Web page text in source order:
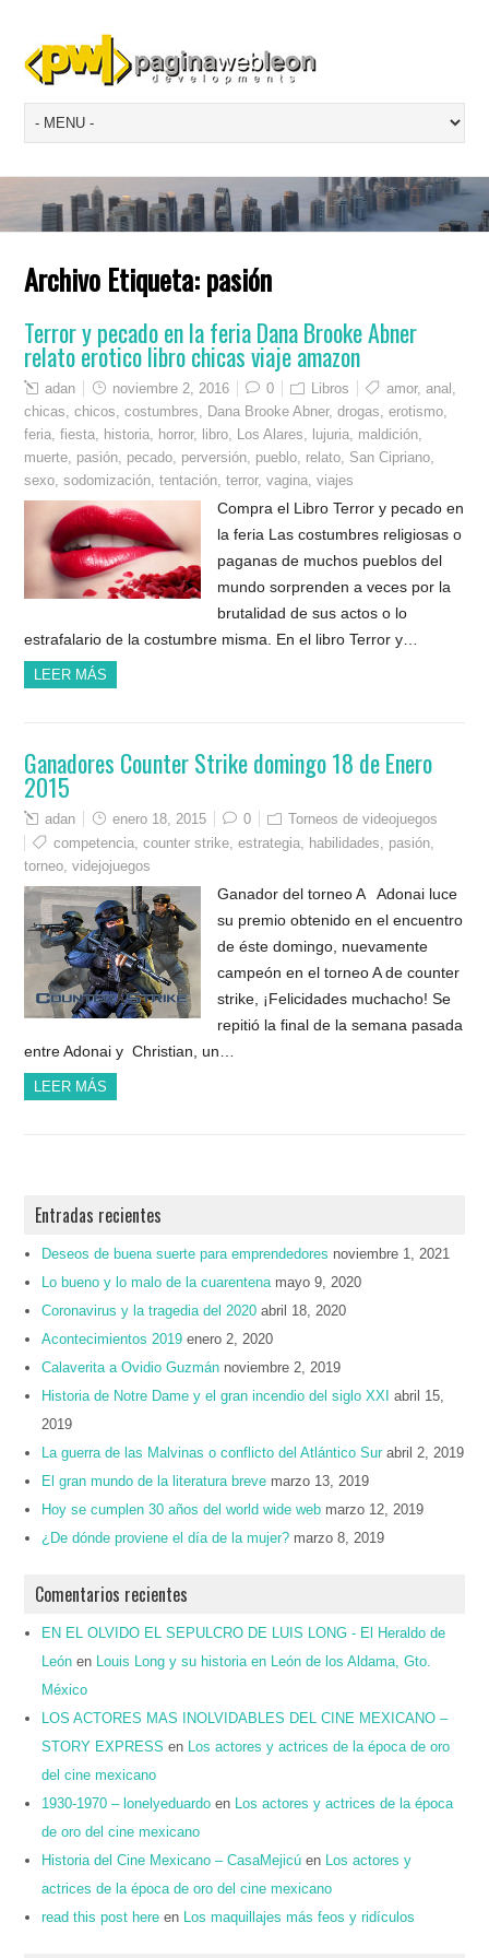
Archivo Etiqueta:pasión
Terror y pecado en la feria Dana Brooke Abner
relato erotico libro chicas viaje amazon
adan noviembre 2, 2016 0 Libros amor,anal
chicas ,chicos ,costumbres Dana Brooke Abner,drogas ,erotismo
feria ,fiesta historia horror, libro Los Alares lujuria maldición
muerte pasión pecado perversión pueblo relato San Cipriano
sexo ,sodomización ,tentación ,terror,vagina ,viajes
Compra el Libro Terror y pecado en
la feria Las costumbres religiosas o
paganas de muchos pueblos del
mundo sorprenden a veces por la
brutalidad de sus actos o lo
estrafalario de la costumbre misma. En el libro Terror y…
LEER MÁS
Ganadores Counter Strike domingo 18 de Enero
2015
adan enero 18, 2015 0
Torneos de videojuegos
competencia ,counter strike ,estrategia habilidades pasión
torneo ,videjojuegos
Ganador del torneo A Adonai luce
su premio obtenido en el encuentro
de éste domingo, nuevamente
campeón en el torneo A de counter
strike, ¡Felicidades muchacho! Se
repitió la final de la semana pasada
entre Adonai y Christian, un…
LEER MÁS
Entradas recientes
Deseos de buena suerte para emprendedores noviembre 1, 2021
Lo bueno y lo malo de la cuarentena mayo 9, 2020
Coronavirus y la tragedia del 2020 abril 18, 2020
Acontecimientos 2019 enero 2, 2020
Calaverita a Ovidio Guzmán noviembre 2, 2019
Historia de Notre Dame y el gran incendio del siglo XXI
abril 15,
2019
La guerra de las Malvinas o conflicto del Atlántico Sur abril 2, 2019
El gran mundo de la literatura breve marzo 13, 2019
Hoy se cumplen 30 años del world wide web marzo 12, 2019
¿De dónde proviene el día de la mujer? marzo 8, 2019
Comentarios recientes
EN EL OLVIDO EL SEPULCRO DE LUIS LONG - El Heraldo de
León en
Louis Long y su historia en León de los Aldama, Gto.
México
LOS ACTORES MAS INOLVIDABLES DEL CINE MEXICANO –
STORY EXPRESS en
Los actores y actrices de la época de oro
del cine mexicano
1930-1970 – lonelyeduardo en
Los actores y actrices de la época
de oro del cine mexicano
Historia del Cine Mexicano – CasaMejicú en
Los actores y
actrices de la época de oro del cine mexicano
read this post here en Los maquillajes más feos y ridículos